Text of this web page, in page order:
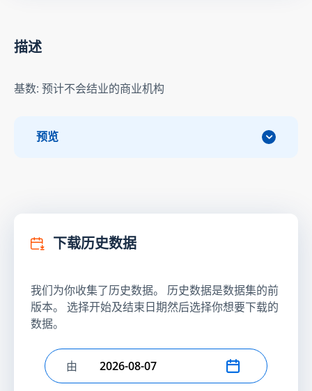
描述
基数: 预计不会结业的商业机构
预览
下载历史数据
我们为你收集了历史数据。 历史数据是数据集的前
版本。 选择开始及结束日期然后选择你想要下载的
数据。
选择开始日期
由